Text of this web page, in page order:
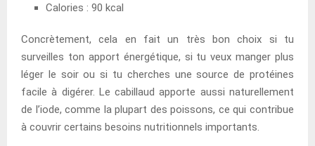
Calories : 90 kcal
Concrètement, cela en fait un très bon choix si tu
surveilles ton apport énergétique, si tu veux manger plus
léger le soir ou si tu cherches une source de protéines
facile à digérer. Le cabillaud apporte aussi naturellement
de l’iode, comme la plupart des poissons, ce qui contribue
à couvrir certains besoins nutritionnels importants.